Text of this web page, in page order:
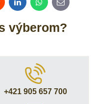
LinkedInWhatsApp
E-
mail
výberom?
+421 905 657 700